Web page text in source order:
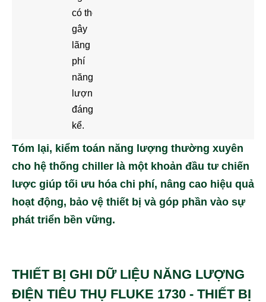
có thể
gây
lãng
phí
năng
lượng
đáng
kể.
Tóm lại, kiểm toán năng lượng thường xuyên
cho hệ thống chiller là một khoản đầu tư chiến
lược giúp tối ưu hóa chi phí, nâng cao hiệu quả
hoạt động, bảo vệ thiết bị và góp phần vào sự
phát triển bền vững.
THIẾT BỊ GHI DỮ LIỆU NĂNG LƯỢNG
ĐIỆN TIÊU THỤ FLUKE 1730 - THIẾT BỊ